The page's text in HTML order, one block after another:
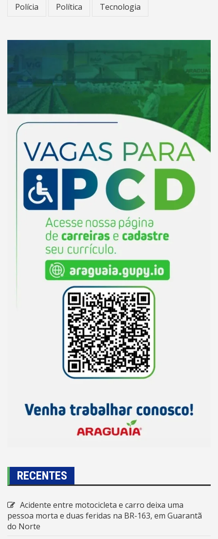
Polícia Política Tecnologia
RECENTES
Acidente entre motocicleta e carro deixa uma
pessoa morta e duas feridas na BR-163, em Guarantã
do Norte